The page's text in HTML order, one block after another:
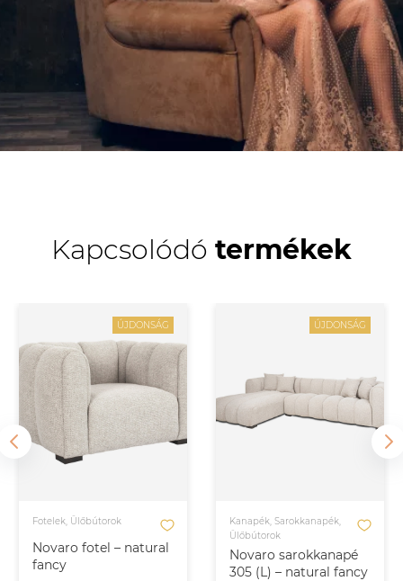
Kapcsolódó termékek
ÚJDONSÁG
Novaro fotel – natural
fancy
Fotelek, Ülőbútorok
ÚJDONSÁG
Novaro sarokkanapé
305 (L) – natural fancy
Kanapék, Sarokkanapék,
Ülőbútorok